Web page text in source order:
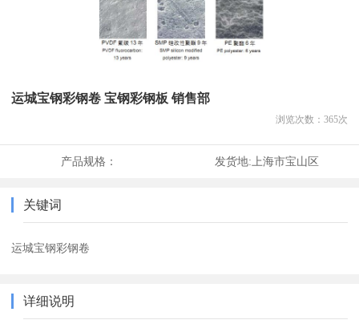
运城宝钢彩钢卷 宝钢彩钢板 销售部
浏览次数： 365次
产品规格： 发货地: 上海市宝山区
关键词
运城宝钢彩钢卷
详细说明